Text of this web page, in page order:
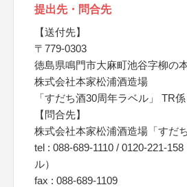
提出先・問合先
【送付先】
〒779-0303
徳島県鳴門市大麻町池谷字柳の
株式会社本家松浦酒造場
「すだち酒30周年ラベル」 TR係
【問合先】
株式会社本家松浦酒造場「すだ
tel : 088-689-1110 / 0120-221-
ル）
fax : 088-689-1109